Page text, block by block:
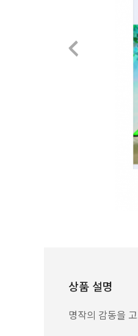
상품 설명
명작의 감동을